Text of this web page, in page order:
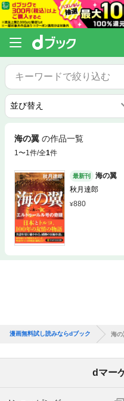
海の翼 の作品一覧
1〜1件/全1件
最新刊
海の翼
秋月達郎
880
漫画無料試し読みならdブック 海の
dマー